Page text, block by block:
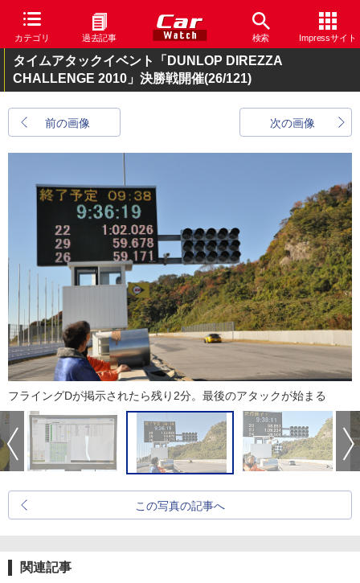
カテゴリ 過去記事 検索 Impressサイト
タイムアタックイベント「DUNLOP DIREZZA
CHALLENGE 2010」決勝戦開催(26/121)
前の画像 次の画像
フライングDが掲示されたら残り2分。最後のアタックが始まる
この写真の記事へ
関連記事